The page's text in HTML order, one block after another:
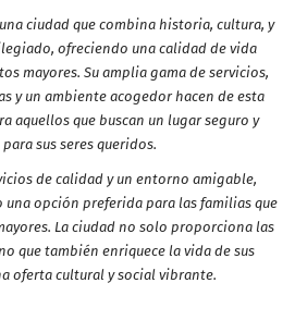
ciudad que combina historia, cultura, y
ofreciendo una calidad de vida
mayores. Su amplia gama de servicios,
y un ambiente acogedor hacen de esta
aquellos que buscan un lugar seguro y
sus seres queridos.
de calidad y un entorno amigable,
una opción preferida para las familias que
La ciudad no solo proporciona las
que también enriquece la vida de sus
oferta cultural y social vibrante.